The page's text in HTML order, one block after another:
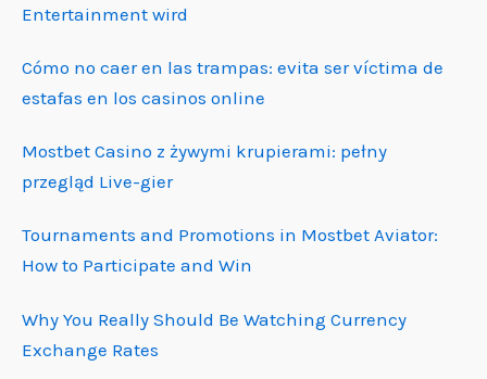
Entertainment wird
Cómo no caer en las trampas: evita ser víctima de
estafas en los casinos online
Mostbet Casino z żywymi krupierami: pełny
przegląd Live-gier
Tournaments and Promotions in Mostbet Aviator:
How to Participate and Win
Why You Really Should Be Watching Currency
Exchange Rates